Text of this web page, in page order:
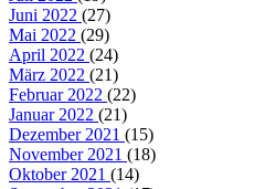
Juni 2022 (27)
Mai 2022 (29)
April 2022 (24)
März 2022 (21)
Februar 2022 (22)
Januar 2022 (21)
Dezember 2021 (15)
November 2021 (18)
Oktober 2021 (14)